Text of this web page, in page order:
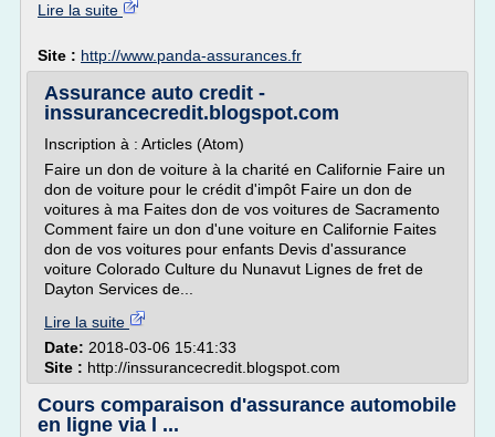
Lire la suite
Site : http://www.panda-assurances.fr
Assurance auto credit -
inssurancecredit.blogspot.com
Inscription à : Articles (Atom)
Faire un don de voiture à la charité en Californie Faire un
don de voiture pour le crédit d'impôt Faire un don de
voitures à ma Faites don de vos voitures de Sacramento
Comment faire un don d'une voiture en Californie Faites
don de vos voitures pour enfants Devis d'assurance
voiture Colorado Culture du Nunavut Lignes de fret de
Dayton Services de...
Lire la suite
Date: 2018-03-06 15:41:33
Site : http://inssurancecredit.blogspot.com
Cours comparaison d'assurance automobile
en ligne via l ...